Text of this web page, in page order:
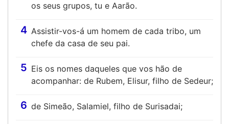
os seus grupos, tu e Aarão.
4 Assistir-vos-á um homem de cada tribo, um
chefe da casa de seu pai.
5 Eis os nomes daqueles que vos hão de
acompanhar: de Rubem, Elisur, filho de Sedeur;
6 de Simeão, Salamiel, filho de Surisadai;